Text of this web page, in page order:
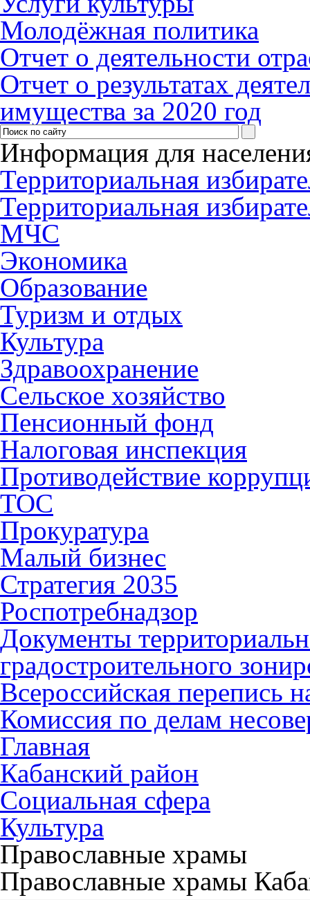
Молодёжная политика
Отчет о деятельности
Отчет о результатах
имущества за 2020 год
Информация для
Территориальная
Территориальная
МЧС
Экономика
Образование
Туризм и отдых
Культура
Здравоохранение
Сельское хозяйство
Пенсионный фонд
Налоговая инспекция
Противодействие
ТОС
Прокуратура
Малый бизнес
Стратегия 2035
Роспотребнадзор
Документы
градостроительного
Всероссийская перепись
Комиссия по делам
Главная
Кабанский район
Социальная сфера
Культура
Православные храмы
Православные храмы